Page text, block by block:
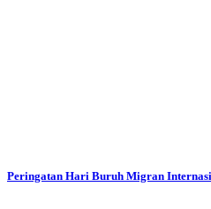
Peringatan Hari Buruh Migran